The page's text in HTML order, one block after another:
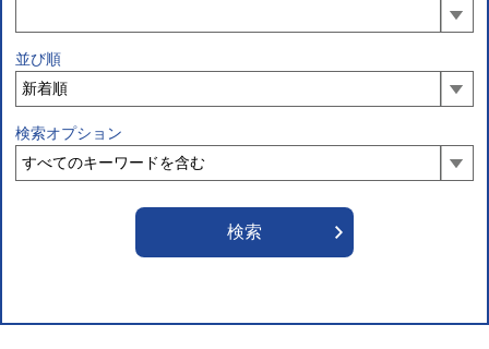
並び順
検索オプション